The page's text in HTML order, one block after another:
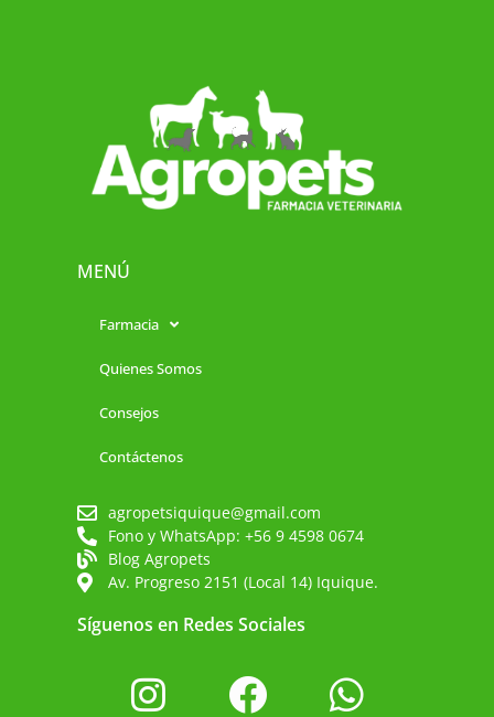
MENÚ
Farmacia
Quienes Somos
Consejos
Contáctenos
agropetsiquique@gmail.com
Fono y WhatsApp: +56 9 4598 0674
Blog Agropets
Av. Progreso 2151 (Local 14) Iquique.
Síguenos en Redes Sociales